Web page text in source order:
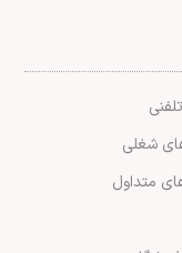
شغلی
متداول